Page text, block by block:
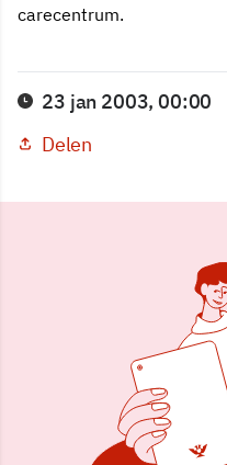
carecentrum.
23 jan 2003, 00:00
Delen